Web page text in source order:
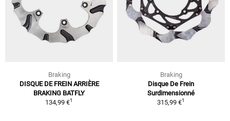
Braking
DISQUE DE FREIN ARRIÈRE
BRAKING BATFLY
134,99 €1
Braking
Disque De Frein
Surdimensionné
315,99 €1